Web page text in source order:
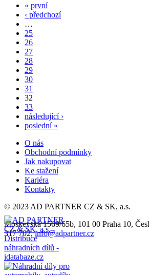
« první
‹ předchozí
…
25
26
27
28
29
30
31
32
33
následující ›
poslední »
O nás
Obchodní podmínky
Jak nakupovat
Ke stažení
Kariéra
Kontakty
© 2023 AD PARTNER CZ & SK, a.s.
Moskevská 1569/65b, 101 00 Praha 10,
317 702,info@adpartner.cz